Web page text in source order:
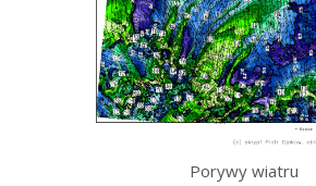
Porywy wiatru